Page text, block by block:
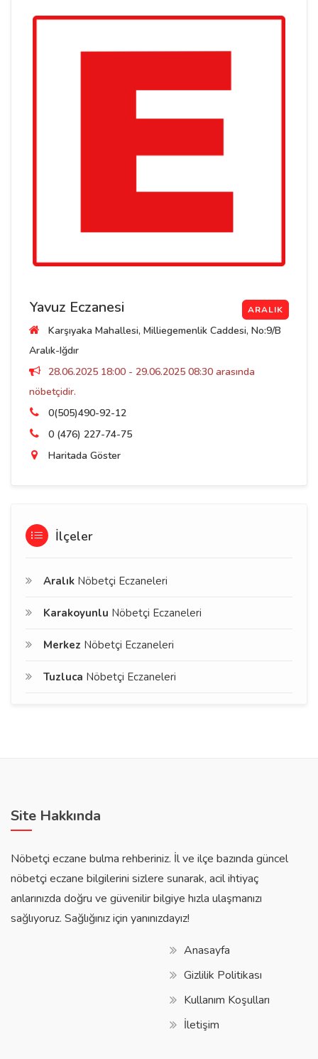
Yavuz Eczanesi ARALIK
Karşıyaka Mahallesi, Milliegemenlik Caddesi, No:9/B
Aralık-Iğdır
28.06.2025 18:00 - 29.06.2025 08:30 arasında
nöbetçidir.
0(505)490-92-12
0 (476) 227-74-75
Haritada Göster
İlçeler
Aralık Nöbetçi Eczaneleri
Karakoyunlu Nöbetçi Eczaneleri
Merkez Nöbetçi Eczaneleri
Tuzluca Nöbetçi Eczaneleri
Site Hakkında
Nöbetçi eczane bulma rehberiniz. İl ve ilçe bazında güncel
nöbetçi eczane bilgilerini sizlere sunarak, acil ihtiyaç
anlarınızda doğru ve güvenilir bilgiye hızla ulaşmanızı
sağlıyoruz. Sağlığınız için yanınızdayız!
Anasayfa
Gizlilik Politikası
Kullanım Koşulları
İletişim